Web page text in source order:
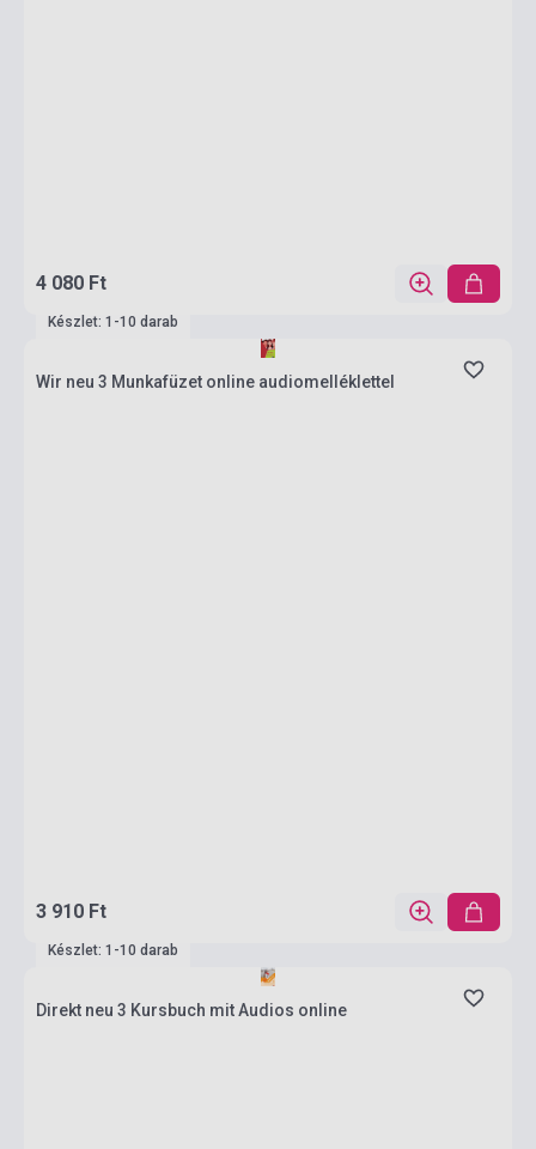
4 080 Ft
Készlet: 1-10 darab
Wir neu 3 Munkafüzet online audiomelléklettel
3 910 Ft
Készlet: 1-10 darab
Direkt neu 3 Kursbuch mit Audios online